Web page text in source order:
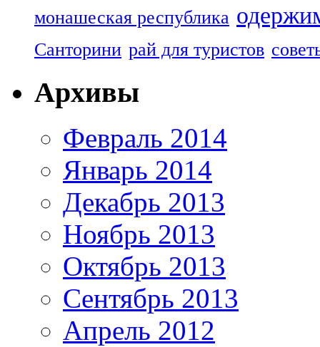
монашеская республика
Санторини рай для туристов
Архивы
Февраль 2014
Январь 2014
Декабрь 2013
Ноябрь 2013
Октябрь 2013
Сентябрь 2013
Апрель 2012